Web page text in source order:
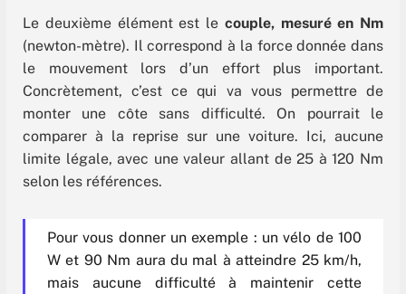
Le deuxième élément est le couple, mesuré en Nm
(newton-mètre). Il correspond à la force donnée dans
le mouvement lors d’un effort plus important.
Concrètement, c’est ce qui va vous permettre de
monter une côte sans difficulté. On pourrait le
comparer à la reprise sur une voiture. Ici, aucune
limite légale, avec une valeur allant de 25 à 120 Nm
selon les références.
Pour vous donner un exemple : un vélo de 100
W et 90 Nm aura du mal à atteindre 25 km/h,
mais aucune difficulté à maintenir cette